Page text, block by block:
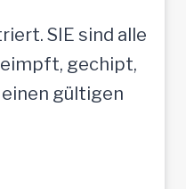
SIE sind alle
gechipt,
gültigen